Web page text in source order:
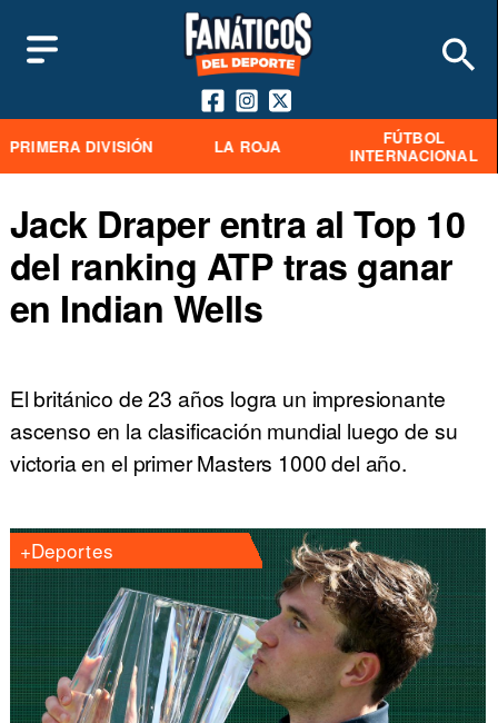
PRIMERA DIVISIÓN LA ROJA
FÚTBOL
INTERNACIONAL
Jack Draper entra al Top 10
del ranking ATP tras ganar
en Indian Wells
El británico de 23 años logra un impresionante
ascenso en la clasificación mundial luego de su
victoria en el primer Masters 1000 del año.
+Deportes